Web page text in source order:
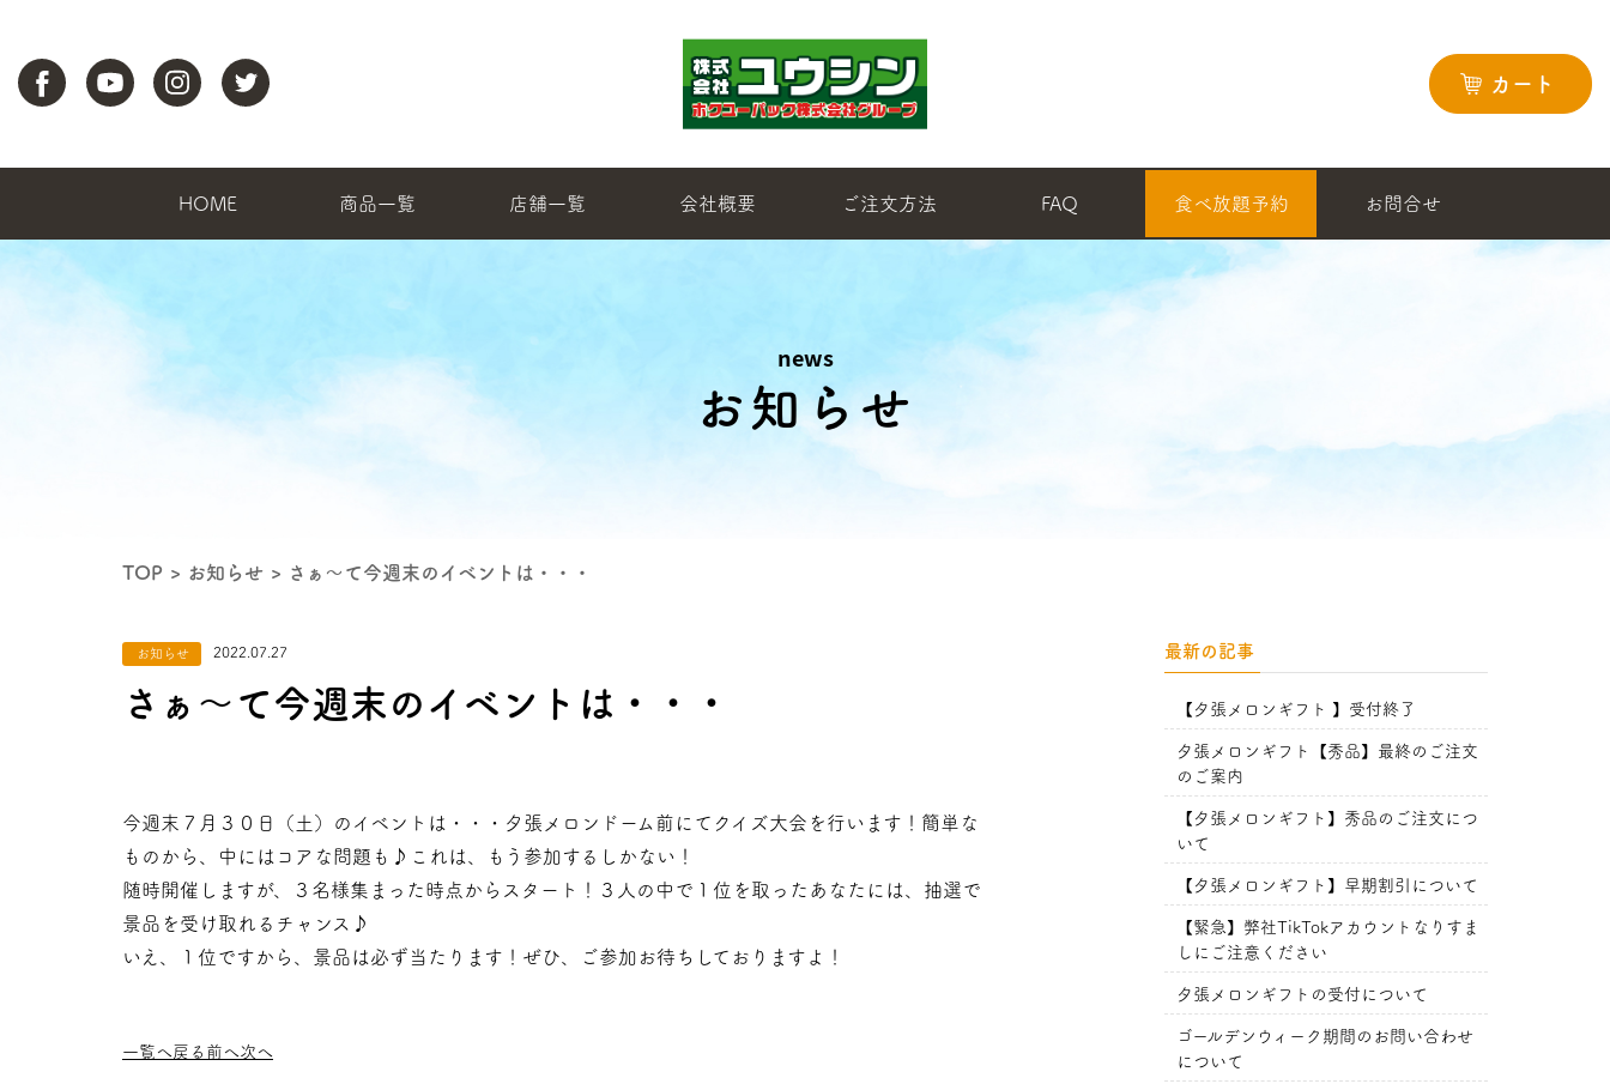
カート
HOME 商品一覧 店舗一覧 会社概要 ご注文方法 FAQ 食べ放題予約 お問合せ
news
お知らせ
TOP お知らせ さぁ～て今週末のイベントは・・・
お知らせ 2022.07.27
さぁ～て今週末のイベントは・・・
今週末７月３０日（土）のイベントは・・・夕張メロンドーム前にてクイズ大会を行います！簡単な
ものから、中にはコアな問題も♪これは、もう参加するしかない！
随時開催しますが、３名様集まった時点からスタート！３人の中で１位を取ったあなたには、抽選で
景品を受け取れるチャンス♪
いえ、１位ですから、景品は必ず当たります！ぜひ、ご参加お待ちしておりますよ！
一覧へ戻る 前へ次へ
最新の記事
【夕張メロンギフト 】受付終了
夕張メロンギフト【秀品】最終のご注文
のご案内
【夕張メロンギフト】秀品のご注文につ
いて
【夕張メロンギフト】早期割引について
【緊急】弊社TikTokアカウントなりすま
しにご注意ください
夕張メロンギフトの受付について
ゴールデンウィーク期間のお問い合わせ
について